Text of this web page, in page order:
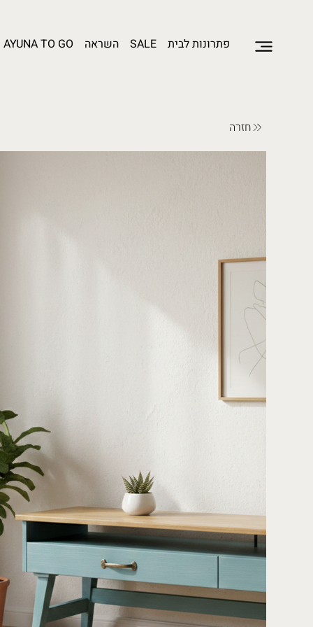
פתרונות לבית SALE השראה AYUNA TO GO
חזרה